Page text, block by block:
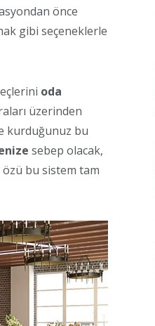
önce
gibi seçeneklerle
oda
üzerinden
kurduğunuz bu
sebep olacak,
özü bu sistem tam